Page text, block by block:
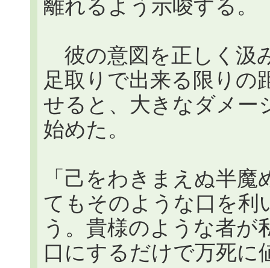
離れるよう示唆する。
彼の意図を正しく汲
足取りで出来る限りの
せると、大きなダメー
始めた。
「己をわきまえぬ半
てもそのような口を利
う。貴様のような者が
口にするだけで万死